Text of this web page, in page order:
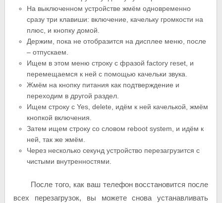
На выключенном устройстве жмём одновременно
сразу три клавиши: включение, качельку громкости на
плюс, и кнопку домой.
Держим, пока не отобразится на дисплее меню, после
– отпускаем.
Ищем в этом меню строку с фразой factory reset, и
перемещаемся к ней с помощью качельки звука.
Жмём на кнопку питания как подтверждение и
переходим в другой раздел.
Ищем строку с Yes, delete, идём к ней качелькой, жмём
кнопкой включения.
Затем ищем строку со словом reboot system, и идём к
ней, так же жмём.
Через несколько секунд устройство перезагрузится с
чистыми внутренностями.
После того, как ваш телефон восстановится после
всех перезагрузок, вы можете снова устанавливать